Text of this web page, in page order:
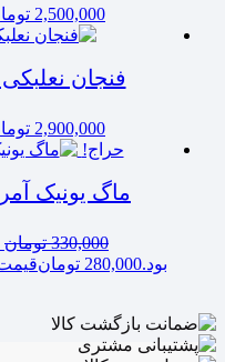
2,500,000
فنجان
2,900,000
حراج!
ماگ یونیک
330,000 تومان
بود.280,000 تومانقیمت